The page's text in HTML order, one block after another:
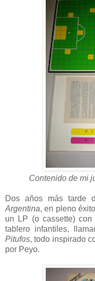
Contenido de mi
Dos años más tarde
Argentina, en pleno
un LP (o cassette)
tablero infantiles,
Pitufos, todo inspirado
por Peyo.